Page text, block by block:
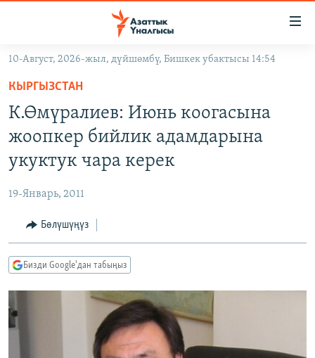
Навигацияга
өтүңүз
Издөөгө
салыңызКЫРГЫЗСТАН
МАДАНИЯТ
ТВ ПРОГРАММАЛАР
БҮГҮН АЗАТТЫКТА
ПОДКАСТ
Русский
ОНЛАЙН ШЕРИНЕ
10-Август, 2026-жыл, дүйшөмбү, Бишкек убактысы 14:54
КЫРГЫЗСТАН
К.Өмүралиев: Июнь коогасына
жоопкер бийлик адамдарына
укуктук чара керек
19-Январь, 2011
Бөлүшүңүз
Бизди Google'дан табыңыз